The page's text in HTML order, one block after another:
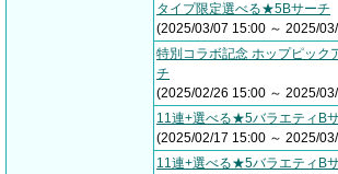
タイプ限定選べる★5Bサーチ
(2025/03/07 15:00 ～ 2025/
特別コラボ記念 ホップピック
チ
(2025/02/26 15:00 ～ 2025/
11連+選べる★5バラエティB
(2025/02/17 15:00 ～ 2025/
11連+選べる★5バラエティB